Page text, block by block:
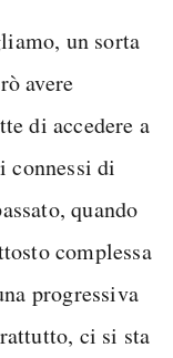
un sorta
avere
di accedere a
di
quando
complessa
progressiva
ci si sta